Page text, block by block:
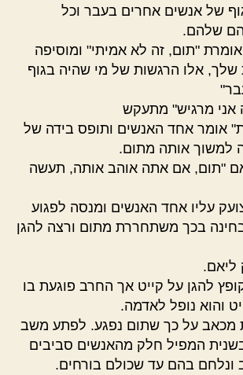
של אנשים אחרים בעבר וכל
הם שלהם.
"תום, זה לא אמיתי" ומוסיפה
שלך, אלו הרגשות של מי שהיה בגוף
אני מרגיש" מתעקש
אומר אחד האנשים ותופס בידה של
למשוך אותה מתום.
"תום, אם אתה אוהב אותה, תעשה
עליו אחד האנשים ומנסה לפגוע
בכך משתחררת מתום ורצה להגן
ליאם.
להגן על קייט אך החרב פוגעת בו
והוא נופל לאדמה.
מכאב על כך שתום נפגע. לפתע משב
המפיל חלק מהאנשים סביבים
ונלחם בהם עד שכולם בורחים.